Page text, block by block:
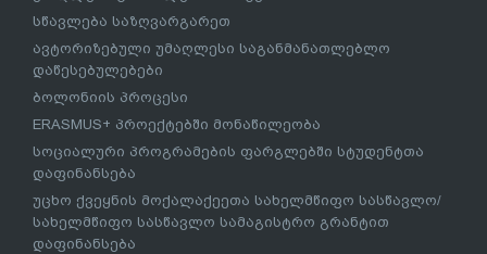
სწავლება საზღვარგარეთ
ავტორიზებული უმაღლესი საგანმანათლებლო
დაწესებულებები
ბოლონიის პროცესი
ERASMUS+ პროექტებში მონაწილეობა
სოციალური პროგრამების ფარგლებში სტუდენტთა
დაფინანსება
უცხო ქვეყნის მოქალაქეეთა სახელმწიფო სასწავლო/
სახელმწიფო სასწავლო სამაგისტრო გრანტით
დაფინანსება